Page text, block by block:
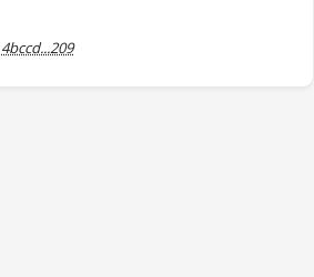
4bccd...209